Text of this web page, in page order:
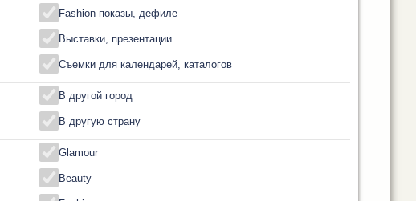
Fashion показы, дефиле
Выставки, презентации
Съемки для календарей, каталогов
В другой город
В другую страну
Glamour
Beauty